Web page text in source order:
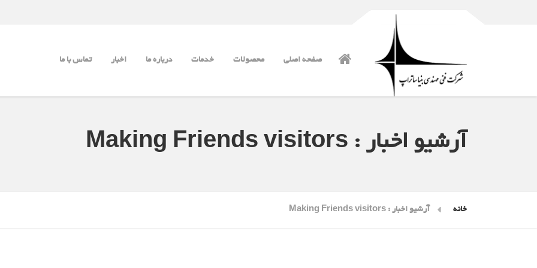
صفحه اصلی محصولات خدمات درباره ما اخبار تماس با ما
آرشیو اخبار : Making Friends visitors
خانه آرشیو اخبار : Making Friends visitors